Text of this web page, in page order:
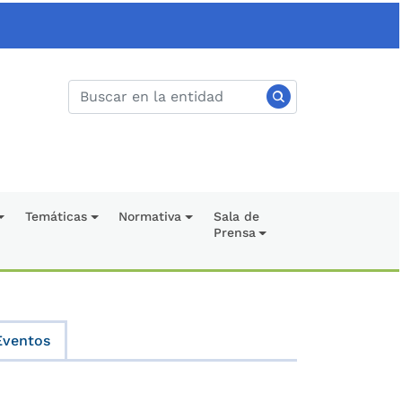
Temáticas Normativa
Sala de
Prensa